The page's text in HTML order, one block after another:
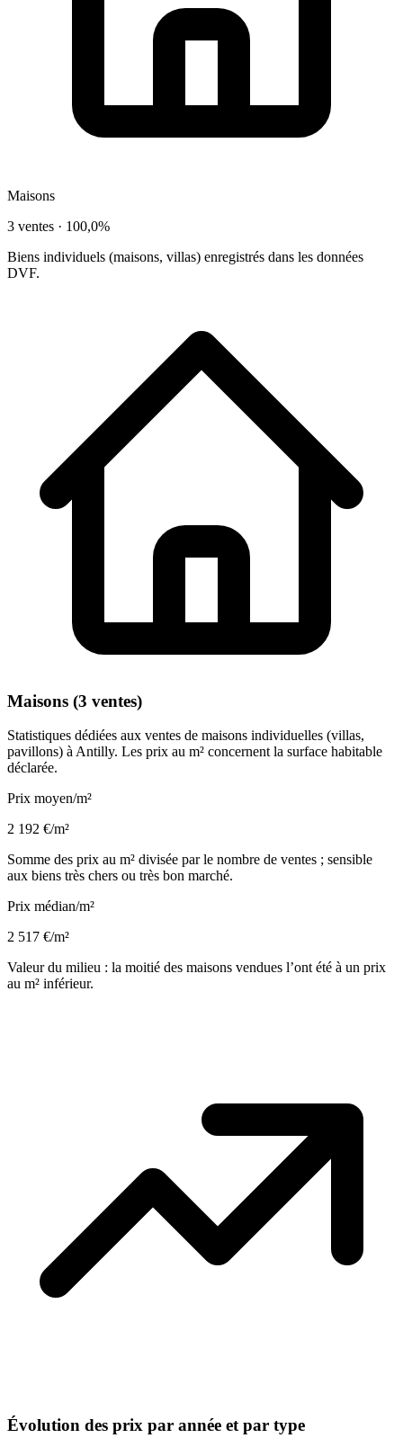
Maisons
3 ventes · 100,0%
Biens individuels (maisons, villas) enregistrés dans les données
DVF.
Maisons (3 ventes)
Statistiques dédiées aux ventes de maisons individuelles (villas,
pavillons) à Antilly. Les prix au m² concernent la surface habitable
déclarée.
Prix moyen/m²
2 192 €/m²
Somme des prix au m² divisée par le nombre de ventes ; sensible
aux biens très chers ou très bon marché.
Prix médian/m²
2 517 €/m²
Valeur du milieu : la moitié des maisons vendues l’ont été à un prix
au m² inférieur.
Évolution des prix par année et par type